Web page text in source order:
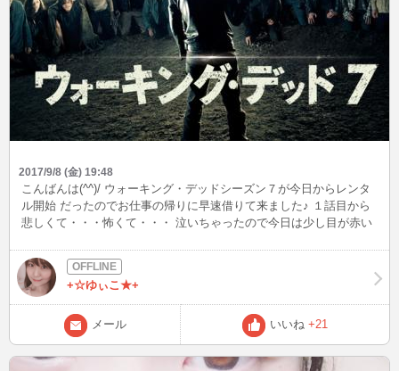
2017/9/8 (金) 19:48
こんばんは(^^)/ ウォーキング・デッドシーズン７が今日からレンタ
ル開始 だったのでお仕事の帰りに早速借りて来ました♪ １話目から
悲しくて・・・怖くて・・・ 泣いちゃったので今日は少し目が赤い
+☆ゆぃこ★+
メール いいね +21